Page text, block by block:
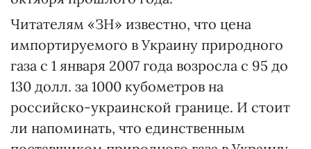
Читателям «ЗН» известно, что цена
импортируемого в Украину природного
газа с 1 января 2007 года возросла с 95 до
130 долл. за 1000 кубометров на
российско-украинской границе. И стоит
ли напоминать, что единственным